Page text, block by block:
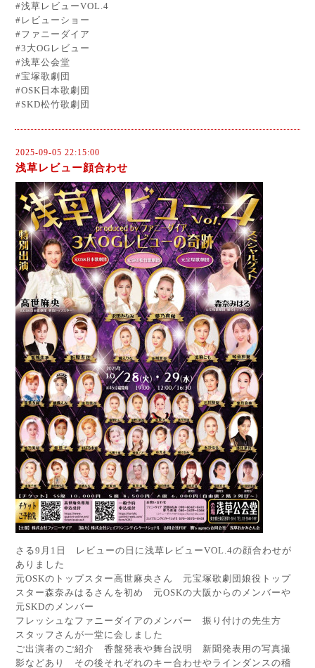
#浅草レビューVOL.4
#レビューショー
#ファニーダイア
#3大OGレビュー
#浅草公会堂
#宝塚歌劇団
#OSK日本歌劇団
#SKD松竹歌劇団
2025-09-05 22:15:00
浅草レビュー顔合わせ
さる9月1日 レビューの日に浅草レビューVOL.4の顔合わせが
ありました
元OSKのトップスター高世麻央さん 元宝塚歌劇団娘役トップ
スター森奈みはるさんを初め 元OSKの大阪からのメンバーや
元SKDのメンバー
フレッシュなファニーダイアのメンバー 振り付けの先生方
スタッフさんが一堂に会しました
ご出演者のご紹介 香盤発表や舞台説明 新聞発表用の写真撮
影などあり その後それぞれのキー合わせやラインダンスの稽